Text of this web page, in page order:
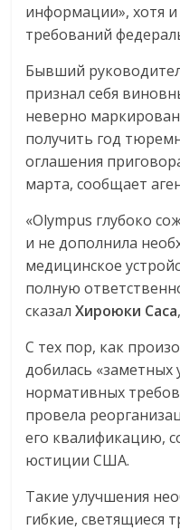
информации», хотя
требований
Бывший
признал себя
неверно
получить год
оглашения
марта, сообщает
«Olympus глубоко
и не дополнила
медицинское
полную
сказалХироюки Саса
С тех пор, как
добилась
нормативных
провела
его квалификацию,
юстиции США.
Такие улучшения
гибкие, светящиеся